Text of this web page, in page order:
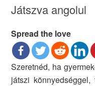
Játszva angolul
Spread the love
Szeretnéd, ha
játszi